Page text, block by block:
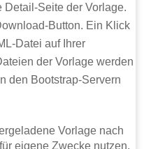
Detail-Seite der Vorlage.
Button. Ein Klick
Datei auf Ihrer
der Vorlage werden
den Bootstrap-Servern
Vorlage nach
eigene Zwecke nutzen.